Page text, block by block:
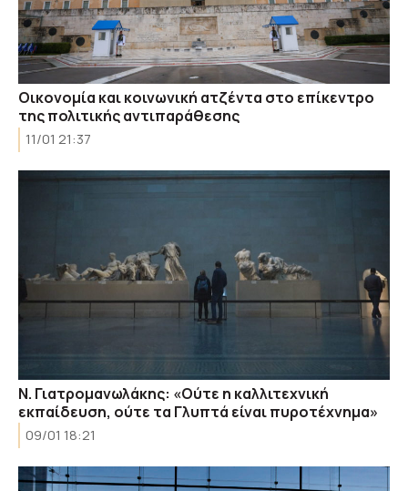
Οικονομία και κοινωνική ατζέντα στο επίκεντρο
της πολιτικής αντιπαράθεσης
11/01 21:37
Ν. Γιατρομανωλάκης: «Ούτε η καλλιτεχνική
εκπαίδευση, ούτε τα Γλυπτά είναι πυροτέχνημα»
09/01 18:21